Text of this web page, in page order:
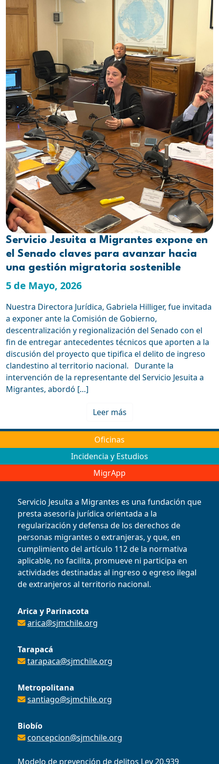
Servicio Jesuita a Migrantes expone en
el Senado claves para avanzar hacia
una gestión migratoria sostenible
5 de Mayo, 2026
Nuestra Directora Jurídica, Gabriela Hilliger, fue invitada
a exponer ante la Comisión de Gobierno,
descentralización y regionalización del Senado con el
fin de entregar antecedentes técnicos que aporten a la
discusión del proyecto que tipifica el delito de ingreso
clandestino al territorio nacional. Durante la
intervención de la representante del Servicio Jesuita a
Migrantes, abordó […]
Leer más
Oficinas
Incidencia y Estudios
MigrApp
Servicio Jesuita a Migrantes es una fundación que
presta asesoría jurídica orientada a la
regularización y defensa de los derechos de
personas migrantes o extranjeras, y que, en
cumplimiento del artículo 112 de la normativa
aplicable, no facilita, promueve ni participa en
actividades destinadas al ingreso o egreso ilegal
de extranjeros al territorio nacional.
Arica y Parinacota
arica@sjmchile.org
Tarapacá
tarapaca@sjmchile.org
Metropolitana
santiago@sjmchile.org
Biobío
concepcion@sjmchile.org
Modelo de prevención de delitos Ley 20.939